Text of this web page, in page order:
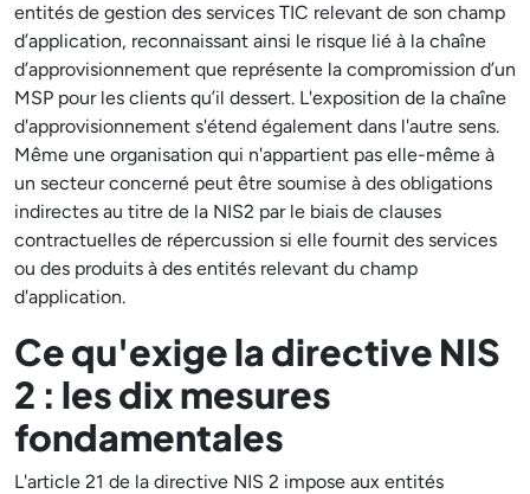
entités de gestion des services TIC relevant de son champ
d’application, reconnaissant ainsi le risque lié à la chaîne
d’approvisionnement que représente la compromission d’un
MSP pour les clients qu’il dessert. L'exposition de la chaîne
d'approvisionnement s'étend également dans l'autre sens.
Même une organisation qui n'appartient pas elle-même à
un secteur concerné peut être soumise à des obligations
indirectes au titre de la NIS2 par le biais de clauses
contractuelles de répercussion si elle fournit des services
ou des produits à des entités relevant du champ
d'application.
Ce qu'exige la directive NIS
2 : les dix mesures
fondamentales
L'article 21 de la directive NIS 2 impose aux entités